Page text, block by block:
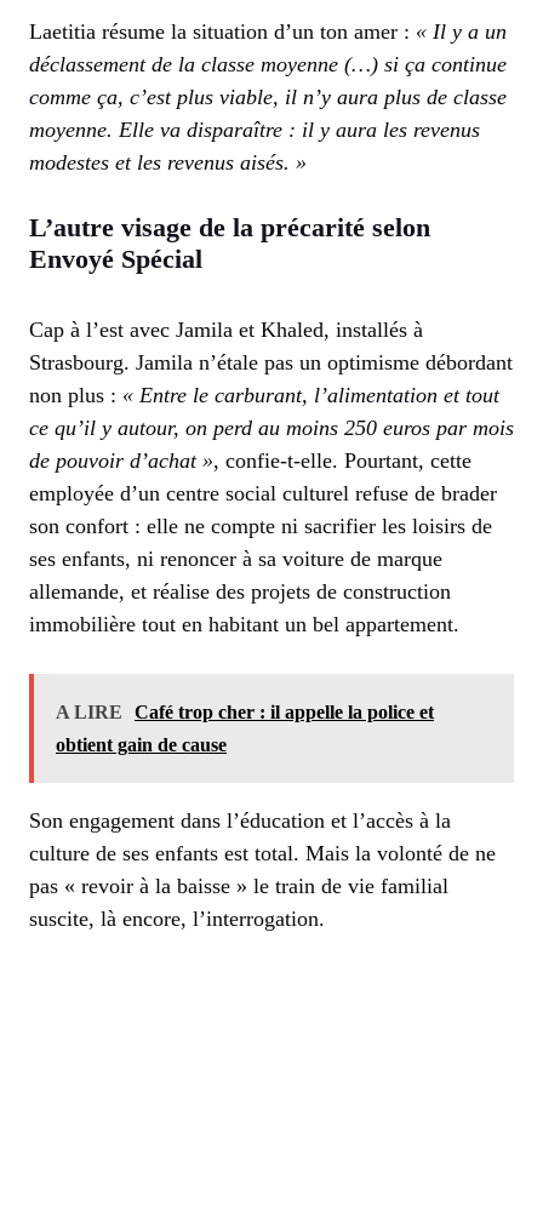
Laetitia résume la situation d’un ton amer : « Il y a un
déclassement de la classe moyenne (…) si ça continue
comme ça, c’est plus viable, il n’y aura plus de classe
moyenne. Elle va disparaître : il y aura les revenus
modestes et les revenus aisés. »
L’autre visage de la précarité selon
Envoyé Spécial
Cap à l’est avec Jamila et Khaled, installés à
Strasbourg. Jamila n’étale pas un optimisme débordant
non plus : « Entre le carburant, l’alimentation et tout
ce qu’il y autour, on perd au moins 250 euros par mois
de pouvoir d’achat », confie-t-elle. Pourtant, cette
employée d’un centre social culturel refuse de brader
son confort : elle ne compte ni sacrifier les loisirs de
ses enfants, ni renoncer à sa voiture de marque
allemande, et réalise des projets de construction
immobilière tout en habitant un bel appartement.
A LIRE
Café trop cher : il appelle la police et
obtient gain de cause
Son engagement dans l’éducation et l’accès à la
culture de ses enfants est total. Mais la volonté de ne
pas « revoir à la baisse » le train de vie familial
suscite, là encore, l’interrogation.